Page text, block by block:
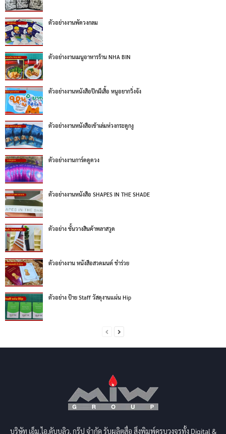
ตัวอย่างงานพัดวงกลม
ตัวอย่างงานเมนูอาหารร้าน NHA BIN
ตัวอย่างงานหนังสือปีกผีเสื้อ หนูอยากวิ่งจัง
ตัวอย่างงานหนังสือเข้าเล่มห่วงกระดูกงู
ตัวอย่างงานการ์ดดูดวง
ตัวอย่างงานหนังสือ SHAPES IN THE SHADE
ตัวอย่าง ชั้นวางสินค้าพลาสวูด
ตัวอย่างงาน หนังสือสวดมนต์ ชำร่วย
ตัวอย่าง ป้าย Staff วัสดุงานแผ่น Hip
บริษัท เอ็ม.ไอ.ดับบลิว. กรุ๊ป จำกัด รับผลิตสื่อ สิ่งพิมพ์ครบวงจรทั้ง Digital &